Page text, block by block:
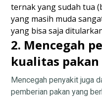
ternak yang sudah tua
yang masih muda
yang bisa saja
2. Mencegah
kualitas pakan
Mencegah penyakit juga
pemberian pakan yang